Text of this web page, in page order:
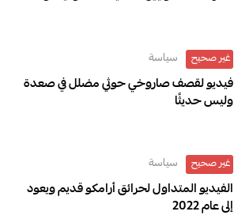
غير صحيح سياسة
فيديو لقصف صاروخي حوثي مضلل في صعدة
وليس حديثًا
غير صحيح سياسة
الفيديو المتداول لحرائق أرامكو قديم ويعود
إلى عام 2022